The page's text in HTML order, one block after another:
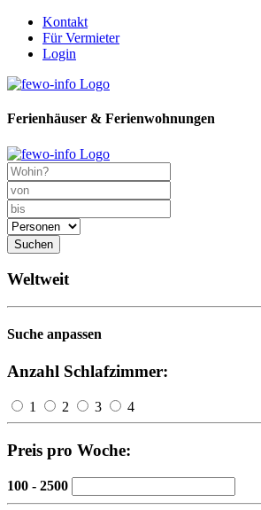
Kontakt
Für Vermieter
Login
Ferienhäuser & Ferienwohnungen
Suchen
Weltweit
Suche anpassen
Anzahl Schlafzimmer:
1 2 3 4
Preis pro Woche:
100 - 2500